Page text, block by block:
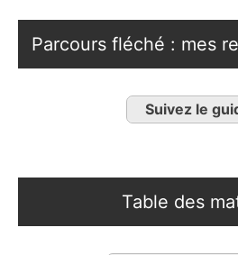
Parcours fléché : mes
Suivez le
Table des